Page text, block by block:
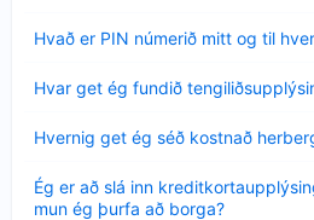
Hvað er PIN númerið mitt og til
sýnt
Hvar get ég fundið
sýnt
Hvernig get ég séð kostnað
sýnt
Ég er að slá inn
mun ég þurfa að borga?
Minna
sýnt